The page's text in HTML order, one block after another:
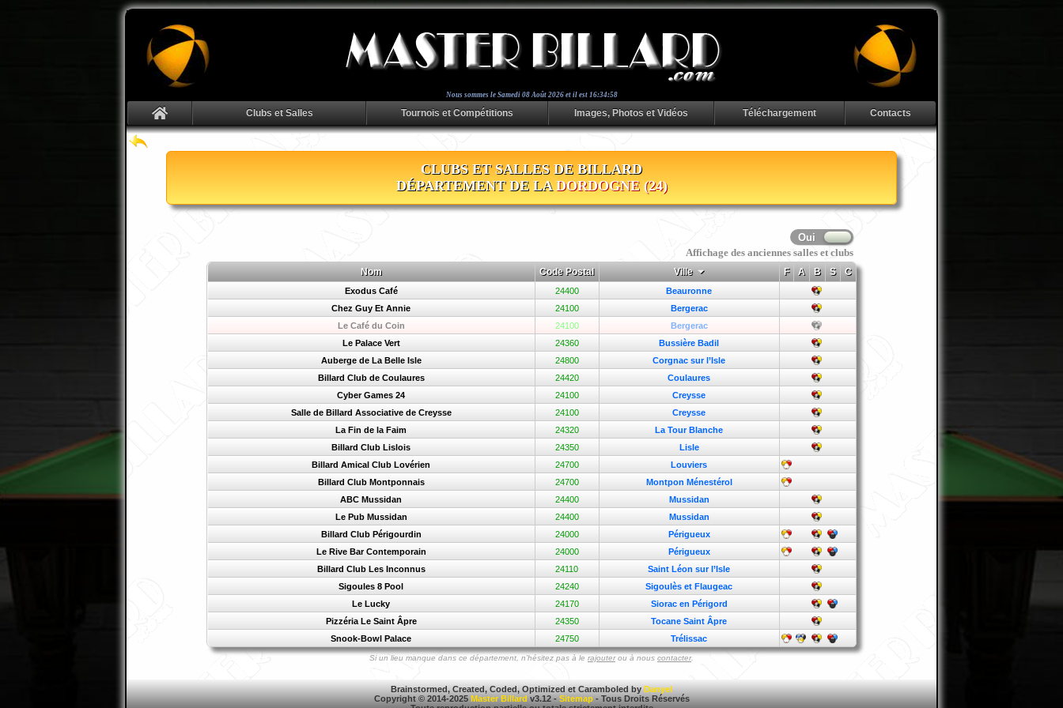
Nous sommes le Samedi 08 Août 2026 et il est 16:34:58
Clubs et Salles Tournois et Compétitions Images, Photos et Vidéos Téléchargement Contacts
CLUBS ET SALLES DE BILLARD
DÉPARTEMENT DE LA DORDOGNE (24)
Affichage des anciennes salles et clubs
Nom Code Postal Ville F A B S C
Exodus Café 24400
Beauronne
Chez Guy Et Annie
24100
Bergerac
Le Café du Coin
24100
Bergerac
Le Palace Vert
24360
Bussière Badil
Auberge de La Belle Isle
24800
Corgnac sur l’Isle
Billard Club de Coulaures
24420
Coulaures
Cyber Games 24
24100
Creysse
Salle de Billard Associative de Creysse
24100
Creysse
La Fin de la Faim
24320
La Tour Blanche
Billard Club Lislois
24350
Lisle
Billard Amical Club Lovérien
24700
Louviers
Billard Club Montponnais
24700
Montpon Ménestérol
ABC Mussidan
24400
Mussidan
Le Pub Mussidan
24400
Mussidan
Billard Club Périgourdin
24000
Périgueux
Le Rive Bar Contemporain
24000
Périgueux
Billard Club Les Inconnus
24110
Saint Léon sur l’Isle
Sigoules 8 Pool
24240
Sigoulès et Flaugeac
Le Lucky
24170
Siorac en Périgord
Pizzéria Le Saint Âpre
24350
Tocane Saint Âpre
Snook-Bowl Palace
24750 Trélissac
Si un lieu manque dans ce département, n’hésitez pas à le rajouterou à nous contacter.
Brainstormed, Created, Coded, Optimized et Caramboled by Danyel
Copyright © 2014-2025Master Billardv3.12 -Sitemap- Tous Droits Réservés